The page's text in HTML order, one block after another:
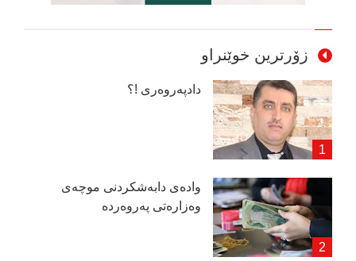
زۆرترین خوێنراو
دادپەروەری !؟
وادەی دابەشكردنی موچەی
وەزارەتی پەروەردە